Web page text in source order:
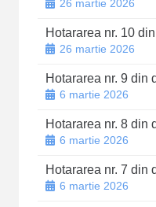
26 martie 2026
Hotararea nr. 10
26 martie 2026
Hotararea nr. 9 din
6 martie 2026
Hotararea nr. 8 din
6 martie 2026
Hotararea nr. 7 din
6 martie 2026